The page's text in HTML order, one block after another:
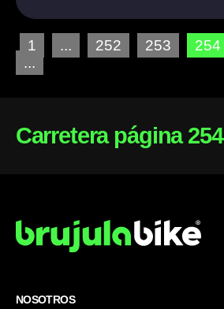
1 ... 252 253 254
...
Carretera página 254
NOSOTROS